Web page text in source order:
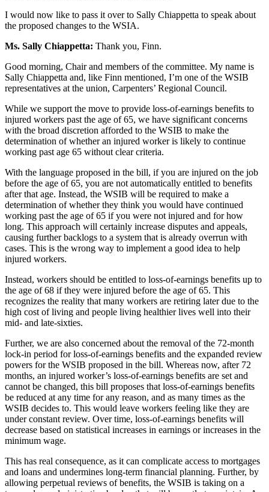
I would now like to pass it over to Sally Chiappetta to speak about
the proposed changes to the WSIA.
Ms. Sally Chiappetta: Thank you, Finn.
Good morning, Chair and members of the committee. My name is
Sally Chiappetta and, like Finn mentioned, I’m one of the WSIB
representatives at the union, Carpenters’ Regional Council.
While we support the move to provide loss-of-earnings benefits to
injured workers past the age of 65, we have significant concerns
with the broad discretion afforded to the WSIB to make the
determination of whether an injured worker is likely to continue
working past age 65 without clear criteria.
With the language proposed in the bill, if you are injured on the job
before the age of 65, you are not automatically entitled to benefits
after that age. Instead, the WSIB will be required to make a
determination of whether they think you would have continued
working past the age of 65 if you were not injured and for how
long. This approach will certainly increase disputes and appeals,
causing further backlogs to a system that is already overrun with
cases. This is the wrong way to implement a good idea to help
injured workers.
Instead, workers should be entitled to loss-of-earnings benefits up to
the age of 68 if they were injured before the age of 65. This
recognizes the reality that many workers are retiring later due to the
high cost of living and people living healthier lives well into their
mid- and late-sixties.
Further, we are also concerned about the removal of the 72-month
lock-in period for loss-of-earnings benefits and the expanded review
powers for the WSIB proposed in the bill. Whereas now, after 72
months, an injured worker’s loss-of-earnings benefits are set and
cannot be changed, this bill proposes that loss-of-earnings benefits
be reduced at any time for any reason, and as many times as the
WSIB decides to. This would leave workers feeling like they are
under constant review. Over time, loss-of-earnings benefits will
decrease based on statistical increases in earnings or increases in the
minimum wage.
This has real consequence, as it can complicate access to mortgages
and loans and undermines long-term financial planning. Further, by
allowing perpetual reviews of benefits, the WSIB is taking on a